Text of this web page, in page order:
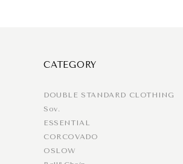
CATEGORY
DOUBLE STANDARD CLOTHING
Sov.
ESSENTIAL
CORCOVADO
OSLOW